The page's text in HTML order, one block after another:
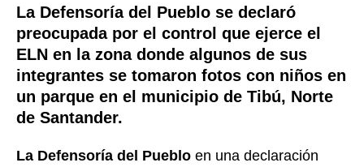
La Defensoría del Pueblo se declaró
preocupada por el control que ejerce el
ELN en la zona donde algunos de sus
integrantes se tomaron fotos con niños en
un parque en el municipio de Tibú, Norte
de Santander.
La Defensoría del Pueblo en una declaración